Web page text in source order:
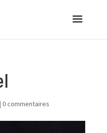
| 0 commentaires